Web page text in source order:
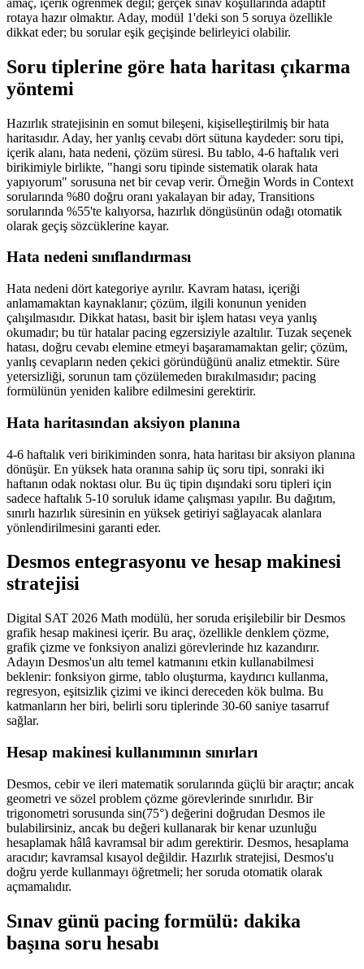
rotaya hazır olmaktır. Aday, modül 1'deki son 5 soruya özellikle
dikkat eder; bu sorular eşik geçişinde belirleyici olabilir.
Soru tiplerine göre hata haritası çıkarma
yöntemi
Hazırlık stratejisinin en somut bileşeni, kişiselleştirilmiş bir hata
haritasıdır. Aday, her yanlış cevabı dört sütuna kaydeder: soru tipi,
içerik alanı, hata nedeni, çözüm süresi. Bu tablo, 4-6 haftalık veri
birikimiyle birlikte, "hangi soru tipinde sistematik olarak hata
yapıyorum" sorusuna net bir cevap verir. Örneğin Words in Context
sorularında %80 doğru oranı yakalayan bir aday, Transitions
sorularında %55'te kalıyorsa, hazırlık döngüsünün odağı otomatik
olarak geçiş sözcüklerine kayar.
Hata nedeni sınıflandırması
Hata nedeni dört kategoriye ayrılır. Kavram hatası, içeriği
anlamamaktan kaynaklanır; çözüm, ilgili konunun yeniden
çalışılmasıdır. Dikkat hatası, basit bir işlem hatası veya yanlış
okumadır; bu tür hatalar pacing egzersiziyle azaltılır. Tuzak seçenek
hatası, doğru cevabı elemine etmeyi başaramamaktan gelir; çözüm,
yanlış cevapların neden çekici göründüğünü analiz etmektir. Süre
yetersizliği, sorunun tam çözülemeden bırakılmasıdır; pacing
formülünün yeniden kalibre edilmesini gerektirir.
Hata haritasından aksiyon planına
4-6 haftalık veri birikiminden sonra, hata haritası bir aksiyon planına
dönüşür. En yüksek hata oranına sahip üç soru tipi, sonraki iki
haftanın odak noktası olur. Bu üç tipin dışındaki soru tipleri için
sadece haftalık 5-10 soruluk idame çalışması yapılır. Bu dağıtım,
sınırlı hazırlık süresinin en yüksek getiriyi sağlayacak alanlara
yönlendirilmesini garanti eder.
Desmos entegrasyonu ve hesap makinesi
stratejisi
Digital SAT 2026 Math modülü, her soruda erişilebilir bir Desmos
grafik hesap makinesi içerir. Bu araç, özellikle denklem çözme,
grafik çizme ve fonksiyon analizi görevlerinde hız kazandırır.
Adayın Desmos'un altı temel katmanını etkin kullanabilmesi
beklenir: fonksiyon girme, tablo oluşturma, kaydırıcı kullanma,
regresyon, eşitsizlik çizimi ve ikinci dereceden kök bulma. Bu
katmanların her biri, belirli soru tiplerinde 30-60 saniye tasarruf
sağlar.
Hesap makinesi kullanımının sınırları
Desmos, cebir ve ileri matematik sorularında güçlü bir araçtır; ancak
geometri ve sözel problem çözme görevlerinde sınırlıdır. Bir
trigonometri sorusunda sin(75°) değerini doğrudan Desmos ile
bulabilirsiniz, ancak bu değeri kullanarak bir kenar uzunluğu
hesaplamak hâlâ kavramsal bir adım gerektirir. Desmos, hesaplama
aracıdır; kavramsal kısayol değildir. Hazırlık stratejisi, Desmos'u
doğru yerde kullanmayı öğretmeli; her soruda otomatik olarak
açmamalıdır.
Sınav günü pacing formülü: dakika
başına soru hesabı